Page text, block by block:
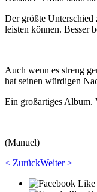
Der größte Unterschied
leisten können. Besser
Auch wenn es streng
hat seinen würdigen
Ein großartiges Album.
(Manuel)
< ZurückWeiter >